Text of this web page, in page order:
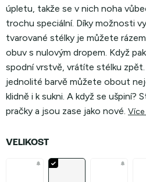
úpletu, takže se v nich noha
trochu speciální. Díky možnosti
tvarované stélky je můžete
obuv s nulovým dropem. Když
spodní vrstvě, vrátíte stélku
jednolité barvě můžete obout
klidně i k sukni. A když se ušpiní?
pračky a jsou zase jako nové.
VELIKOST